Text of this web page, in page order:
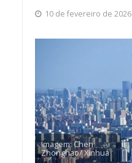
10 de fevereiro de 2026
Imagem: Chen
Zhonghao/ Xinhua